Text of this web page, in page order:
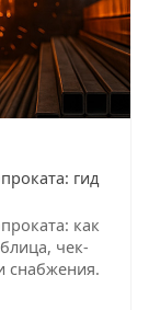
гид
как
чек-
снабжения.